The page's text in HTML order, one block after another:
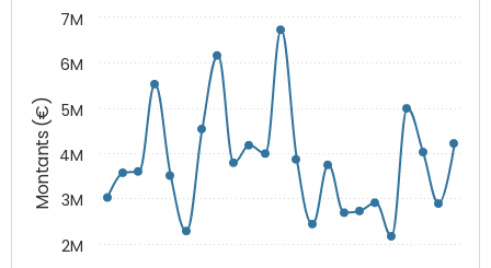
Montants (€)
2M
3M
4M
5M
6M
7M